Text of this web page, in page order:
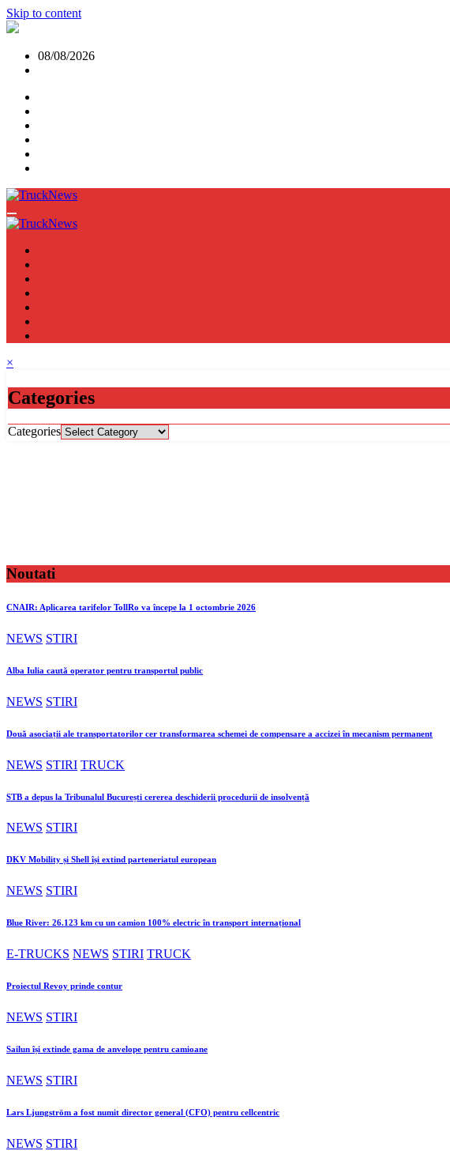
Skip to content
08/08/2026
×
Categories
Categories
Noutati
CNAIR: Aplicarea tarifelor TollRo va începe la 1 octombrie 2026
NEWS STIRI
Alba Iulia caută operator pentru transportul public
NEWS STIRI
Două asociații ale transportatorilor cer transformarea schemei de compensare a accizei în mecanism permanent
NEWS STIRI TRUCK
STB a depus la Tribunalul București cererea deschiderii procedurii de insolvență
NEWS STIRI
DKV Mobility și Shell își extind parteneriatul european
NEWS STIRI
Blue River: 26.123 km cu un camion 100% electric în transport internațional
E-TRUCKS NEWS STIRI TRUCK
Proiectul Revoy prinde contur
NEWS STIRI
Sailun își extinde gama de anvelope pentru camioane
NEWS STIRI
Lars Ljungström a fost numit director general (CFO) pentru cellcentric
NEWS STIRI